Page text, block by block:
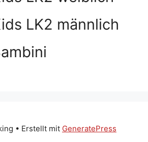
LK2 männlich
• Erstellt mit GeneratePress